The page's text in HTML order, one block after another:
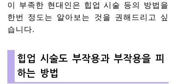
이 부족한 현대인은 힙업 시술 등의 방법을
한번 정도는 알아보는 것을 권해드리고 싶
습니다.
힙업 시술도 부작용과 부작용을 피
하는 방법